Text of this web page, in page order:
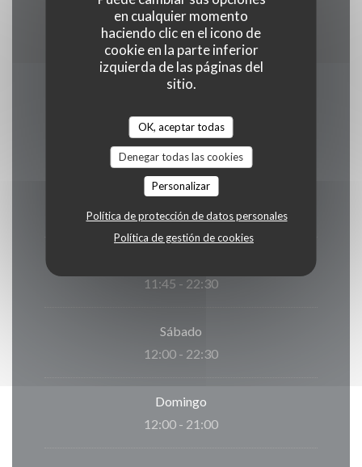
en cualquier momento
haciendo clic en el icono de
cookie en la parte inferior
izquierda de las páginas del
sitio.
OK, aceptar todas
Denegar todas las cookies
Personalizar
Política de protección de datos personales
Política de gestión de cookies
Crédito
Lun-Jue
11:45 - 22:00
11:45 - 22:30
Sábado
12:00 - 22:30
Domingo
12:00 - 21:00